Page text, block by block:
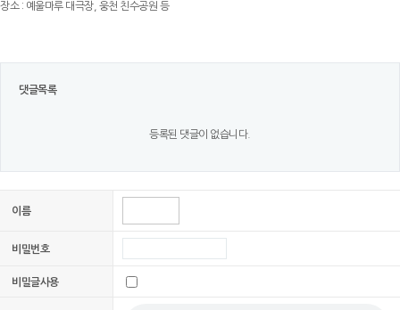
장소 : 예울마루 대극장, 웅천 친수공원 등
댓글목록
등록된 댓글이 없습니다.
이름
비밀번호
비밀글사용